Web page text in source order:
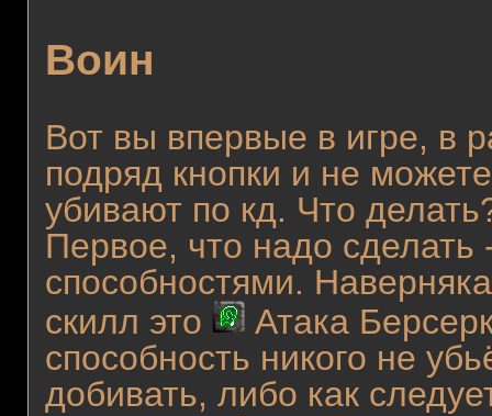
Воин
Вот вы впервые в игре, в
подряд кнопки и не
убивают по кд. Что
Первое, что надо сделать
способностями.
скилл это
Атака
способность никого не
добивать, либо как